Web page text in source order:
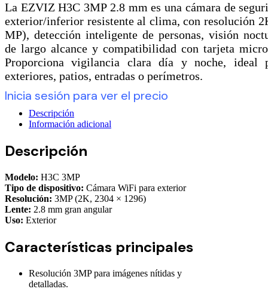
La EZVIZ H3C 3MP 2.8 mm es una cámara de
exterior/inferior resistente al clima, con resolución
MP), detección inteligente de personas, visión
de largo alcance y compatibilidad con tarjeta
Proporciona vigilancia clara día y noche, ideal
exteriores, patios, entradas o perímetros.
Inicia sesión para ver el precio
Descripción
Información adicional
Descripción
Modelo: H3C 3MP
Tipo de dispositivo: Cámara WiFi para exterior
Resolución: 3MP (2K, 2304 × 1296)
Lente: 2.8 mm gran angular
Uso: Exterior
Características principales
Resolución 3MP para imágenes nítidas y
detalladas.